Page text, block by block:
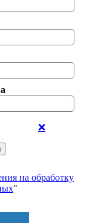
❌
на обработку
"